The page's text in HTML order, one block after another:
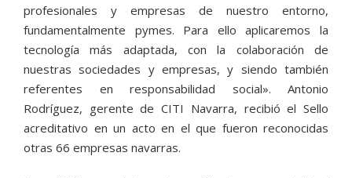
profesionales y empresas de nuestro entorno,
fundamentalmente pymes. Para ello aplicaremos la
tecnología más adaptada, con la colaboración de
nuestras sociedades y empresas, y siendo también
referentes en responsabilidad social». Antonio
Rodríguez, gerente de CITI Navarra, recibió el Sello
acreditativo en un acto en el que fueron reconocidas
otras 66 empresas navarras.